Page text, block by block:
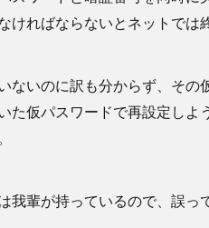
ければならないとネットで
ないのに訳も分からず、そ
た仮パスワードで再設定し
我輩が持っているので、誤